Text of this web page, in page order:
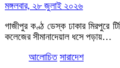
মঙ্গলবার, ২৮ জুলাই ২০২৬
গাজীপুর কণ্ঠ ডেস্ক ঢাকার মিরপুরে
কলেজের সীমানাদেয়াল ধসে পড়ায়…
আলোচিত সারাদেশ